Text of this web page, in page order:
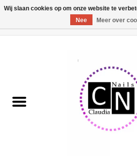
Pedicure producten
Wij slaan cookies op om onze website te
Nee
Meer over